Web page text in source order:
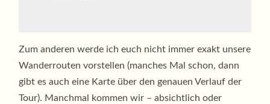
Zum anderen werde ich euch nicht immer exakt unsere
Wanderrouten vorstellen (manches Mal schon, dann
gibt es auch eine Karte über den genauen Verlauf der
Tour). Manchmal kommen wir – absichtlich oder